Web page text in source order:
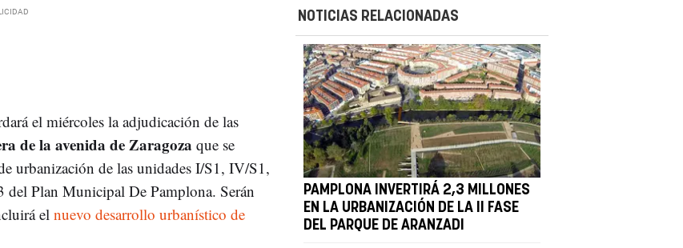
el miércoles la adjudicación de las
de la avenida de Zaragoza que se
urbanización de las unidades I/S1, IV/S1,
Plan Municipal De Pamplona. Serán
el nuevo desarrollo urbanístico de
NOTICIAS RELACIONADAS
PAMPLONA INVERTIRÁ 2,3 MILLONES
EN LA URBANIZACIÓN DE LA II FASE
DEL PARQUE DE ARANZADI